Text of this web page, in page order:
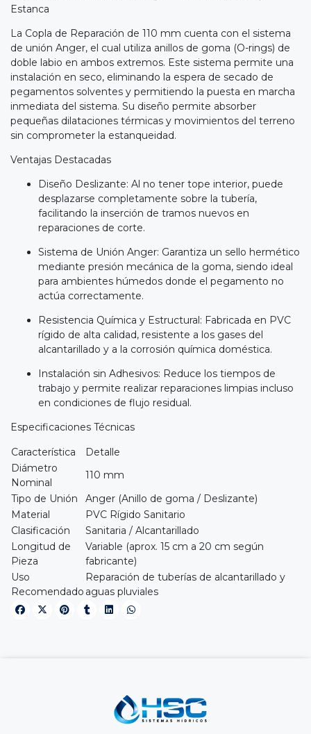
Estanca
La Copla de Reparación de 110 mm cuenta con el sistema
de unión Anger, el cual utiliza anillos de goma (O-rings) de
doble labio en ambos extremos. Este sistema permite una
instalación en seco, eliminando la espera de secado de
pegamentos solventes y permitiendo la puesta en marcha
inmediata del sistema. Su diseño permite absorber
pequeñas dilataciones térmicas y movimientos del terreno
sin comprometer la estanqueidad.
Ventajas Destacadas
Diseño Deslizante: Al no tener tope interior, puede
desplazarse completamente sobre la tubería,
facilitando la inserción de tramos nuevos en
reparaciones de corte.
Sistema de Unión Anger: Garantiza un sello hermético
mediante presión mecánica de la goma, siendo ideal
para ambientes húmedos donde el pegamento no
actúa correctamente.
Resistencia Química y Estructural: Fabricada en PVC
rígido de alta calidad, resistente a los gases del
alcantarillado y a la corrosión química doméstica.
Instalación sin Adhesivos: Reduce los tiempos de
trabajo y permite realizar reparaciones limpias incluso
en condiciones de flujo residual.
Especificaciones Técnicas
Característica
Detalle
Diámetro
Nominal
110 mm
Tipo de Unión
Anger (Anillo de goma / Deslizante)
Material
PVC Rígido Sanitario
Clasificación
Sanitaria / Alcantarillado
Longitud de
Pieza
Variable (aprox. 15 cm a 20 cm según
fabricante)
Uso
Recomendado
Reparación de tuberías de alcantarillado y
aguas pluviales